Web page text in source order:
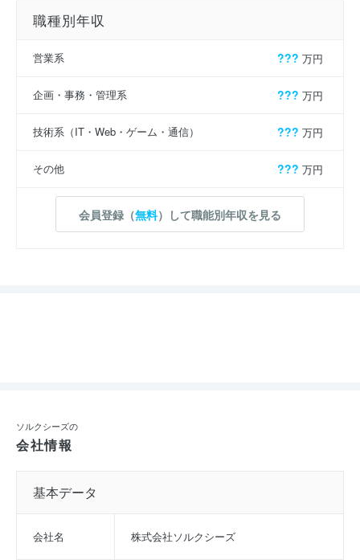
職種別年収
営業系 ??? 万円
企画・事務・管理系 ??? 万円
技術系（IT・Web・ゲーム・通信） ??? 万円
その他 ??? 万円
会員登録（無料）して職能別年収を見る
ソルクシーズの
会社情報
基本データ
会社名 株式会社ソルクシーズ